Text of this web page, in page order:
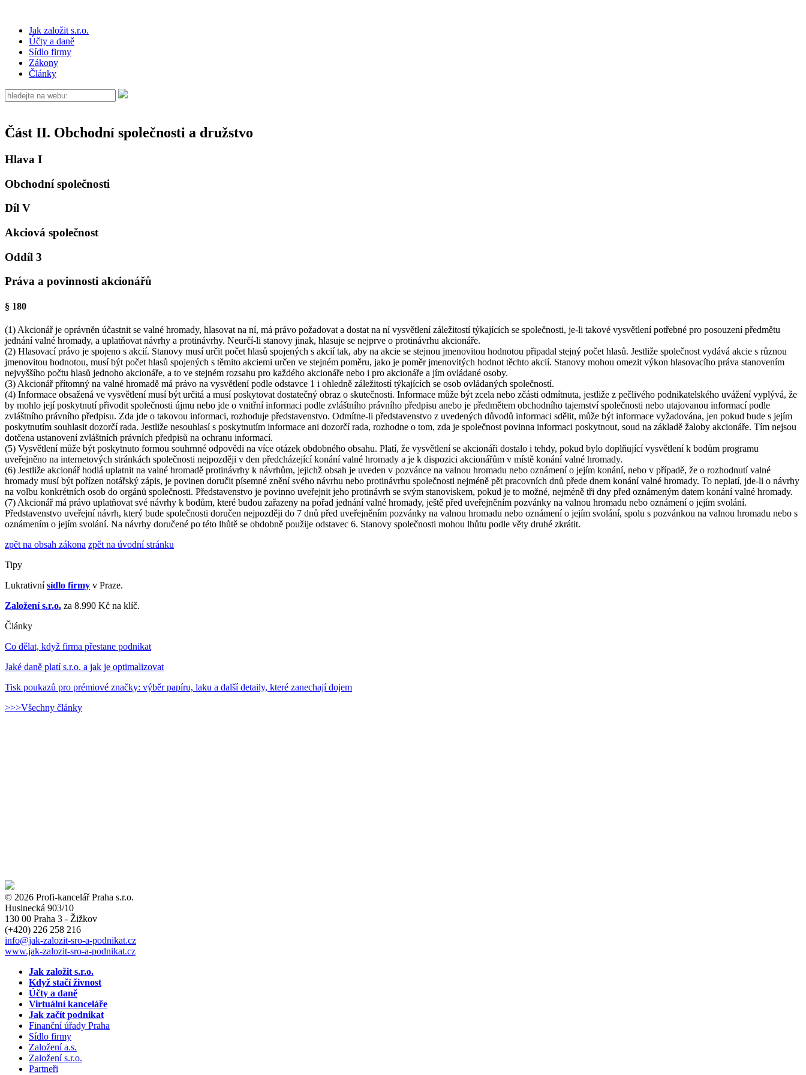
Jak založit s.r.o.
Účty a daně
Sídlo firmy
Zákony
Články
Část II. Obchodní společnosti a družstvo
Hlava I
Obchodní společnosti
Díl V
Akciová společnost
Oddíl 3
Práva a povinnosti akcionářů
§ 180
(1) Akcionář je oprávněn účastnit se valné hromady, hlasovat na ní, má právo požadovat a dostat na ní vysvětlení záležitostí týkajících se společnosti, je-li takové vysvětlení potřebné pro posouzení předmětu
jednání valné hromady, a uplatňovat návrhy a protinávrhy. Neurčí-li stanovy jinak, hlasuje se nejprve o protinávrhu akcionáře.
(2) Hlasovací právo je spojeno s akcií. Stanovy musí určit počet hlasů spojených s akcií tak, aby na akcie se stejnou jmenovitou hodnotou připadal stejný počet hlasů. Jestliže společnost vydává akcie s různou
jmenovitou hodnotou, musí být počet hlasů spojených s těmito akciemi určen ve stejném poměru, jako je poměr jmenovitých hodnot těchto akcií. Stanovy mohou omezit výkon hlasovacího práva stanovením
nejvyššího počtu hlasů jednoho akcionáře, a to ve stejném rozsahu pro každého akcionáře nebo i pro akcionáře a jím ovládané osoby.
(3) Akcionář přítomný na valné hromadě má právo na vysvětlení podle odstavce 1 i ohledně záležitostí týkajících se osob ovládaných společností.
(4) Informace obsažená ve vysvětlení musí být určitá a musí poskytovat dostatečný obraz o skutečnosti. Informace může být zcela nebo zčásti odmítnuta, jestliže z pečlivého podnikatelského uvážení vyplývá, že
by mohlo její poskytnutí přivodit společnosti újmu nebo jde o vnitřní informaci podle zvláštního právního předpisu anebo je předmětem obchodního tajemství společnosti nebo utajovanou informací podle
zvláštního právního předpisu. Zda jde o takovou informaci, rozhoduje představenstvo. Odmítne-li představenstvo z uvedených důvodů informaci sdělit, může být informace vyžadována, jen pokud bude s jejím
poskytnutím souhlasit dozorčí rada. Jestliže nesouhlasí s poskytnutím informace ani dozorčí rada, rozhodne o tom, zda je společnost povinna informaci poskytnout, soud na základě žaloby akcionáře. Tím nejsou
dotčena ustanovení zvláštních právních předpisů na ochranu informací.
(5) Vysvětlení může být poskytnuto formou souhrnné odpovědi na více otázek obdobného obsahu. Platí, že vysvětlení se akcionáři dostalo i tehdy, pokud bylo doplňující vysvětlení k bodům programu
uveřejněno na internetových stránkách společnosti nejpozději v den předcházející konání valné hromady a je k dispozici akcionářům v místě konání valné hromady.
(6) Jestliže akcionář hodlá uplatnit na valné hromadě protinávrhy k návrhům, jejichž obsah je uveden v pozvánce na valnou hromadu nebo oznámení o jejím konání, nebo v případě, že o rozhodnutí valné
hromady musí být pořízen notářský zápis, je povinen doručit písemné znění svého návrhu nebo protinávrhu společnosti nejméně pět pracovních dnů přede dnem konání valné hromady. To neplatí, jde-li o návrhy
na volbu konkrétních osob do orgánů společnosti. Představenstvo je povinno uveřejnit jeho protinávrh se svým stanoviskem, pokud je to možné, nejméně tři dny před oznámeným datem konání valné hromady.
(7) Akcionář má právo uplatňovat své návrhy k bodům, které budou zařazeny na pořad jednání valné hromady, ještě před uveřejněním pozvánky na valnou hromadu nebo oznámení o jejím svolání.
Představenstvo uveřejní návrh, který bude společnosti doručen nejpozději do 7 dnů před uveřejněním pozvánky na valnou hromadu nebo oznámení o jejím svolání, spolu s pozvánkou na valnou hromadu nebo s
oznámením o jejím svolání. Na návrhy doručené po této lhůtě se obdobně použije odstavec 6. Stanovy společnosti mohou lhůtu podle věty druhé zkrátit.
zpět na obsah zákona zpět na úvodní stránku
Tipy
Lukrativnísídlo firmy v Praze.
Založení s.r.o. za 8.990 Kč na klíč.
Články
Co dělat, když firma přestane podnikat
Jaké daně platí s.r.o. a jak je optimalizovat
Tisk poukazů pro prémiové značky: výběr papíru, laku a další detaily, které zanechají dojem
>>>Všechny články
© 2026 Profi-kancelář Praha s.r.o.
Husinecká 903/10
130 00 Praha 3 - Žižkov
(+420) 226 258 216
info@jak-zalozit-sro-a-podnikat.cz
www.jak-zalozit-sro-a-podnikat.cz
Jak založit s.r.o.
Když stačí živnost
Účty a daně
Virtuální kanceláře
Jak začít podnikat
Finanční úřady Praha
Sídlo firmy
Založení a.s.
Založení s.r.o.
Partneři